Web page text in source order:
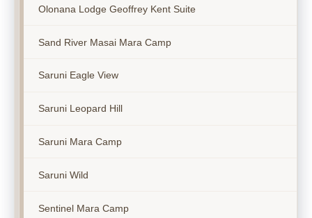
Olonana Lodge Geoffrey Kent Suite
Sand River Masai Mara Camp
Saruni Eagle View
Saruni Leopard Hill
Saruni Mara Camp
Saruni Wild
Sentinel Mara Camp